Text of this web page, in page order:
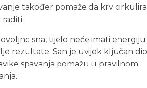
također pomaže da krv cirkulira
raditi.
sna, tijelo neće imati energiju
rezultate. San je uvijek ključan dio
spavanja pomažu u pravilnom